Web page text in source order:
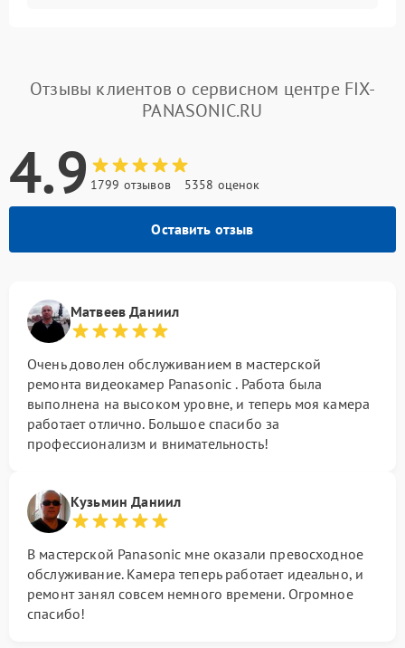
Отзывы клиентов о сервисном центре FIX-
PANASONIC.RU
4.9 1799 отзывов 5358 оценок
Оставить отзыв
Матвеев Даниил
Очень доволен обслуживанием в мастерской
ремонта видеокамер Panasonic . Работа была
выполнена на высоком уровне, и теперь моя камера
работает отлично. Большое спасибо за
профессионализм и внимательность!
Кузьмин Даниил
В мастерской Panasonic мне оказали превосходное
обслуживание. Камера теперь работает идеально, и
ремонт занял совсем немного времени. Огромное
спасибо!